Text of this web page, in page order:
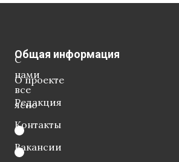
С
нами
все
ясно
Общая информация
О проекте
Редакция
Контакты
Вакансии